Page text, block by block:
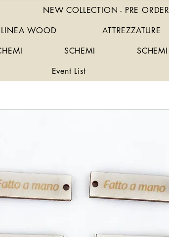
NEW COLLECTION - PRE ORDER
LINEA WOOD ATTREZZATURE
SCHEMI SCHEMI
Event List